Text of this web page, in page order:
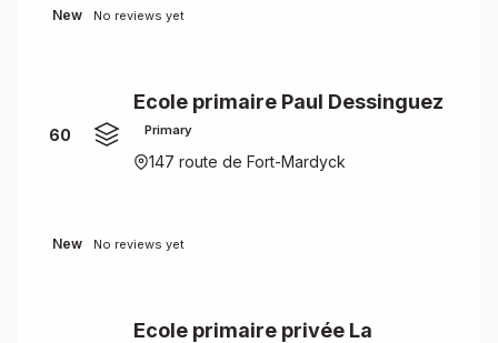
New No reviews yet
60
Ecole primaire Paul Dessinguez
Primary
147 route de Fort-Mardyck
New No reviews yet
Ecole primaire privée La